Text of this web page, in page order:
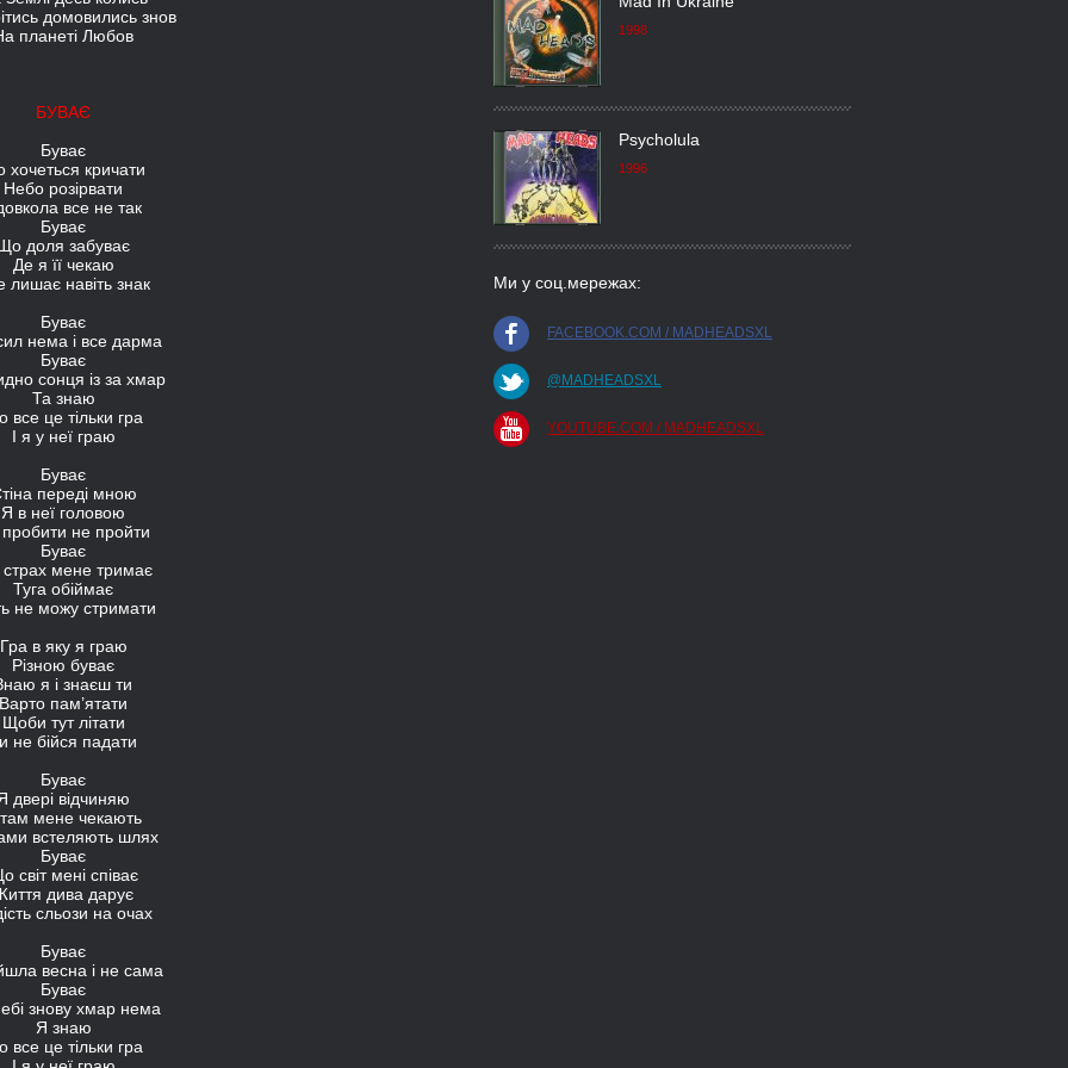
1998
Psycholula
1996
Ми у соц.мережах:
FACEBOOK.COM / MADHEADSXL
@MADHEADSXL
YOUTUBE.COM / MADHEADSXL
домовились знов
планеті Любов
БУВАЄ
Буває
хочеться кричати
Небо розірвати
все не так
Буває
доля забуває
Де я її чекаю
лишає навіть знак
Буває
нема і все дарма
Буває
сонця із за хмар
Та знаю
все це тільки гра
І я у неї граю
Буває
переді мною
Я в неї головою
не пройти
Буває
мене тримає
Туга обіймає
не можу стримати
Гра в яку я граю
Різною буває
я і знаєш ти
Варто пам’ятати
Щоби тут літати
не бійся падати
Буває
двері відчиняю
мене чекають
встеляють шлях
Буває
світ мені співає
дива дарує
сльози на очах
Буває
весна і не сама
Буває
знову хмар нема
Я знаю
все це тільки гра